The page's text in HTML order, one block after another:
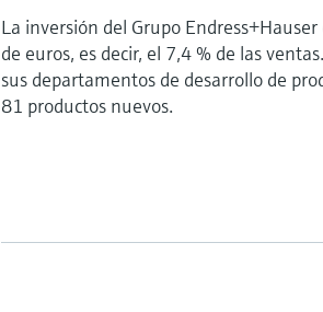
La inversión del Grupo
de euros, es decir, el 7,4 % de las
sus departamentos de desarrollo de
81 productos nuevos.